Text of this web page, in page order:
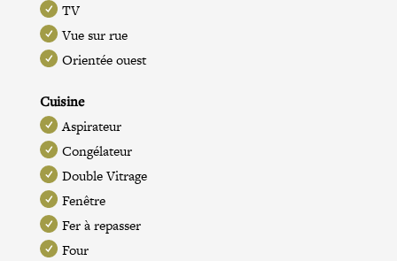
TV
Vue sur rue
Orientée ouest
Cuisine
Aspirateur
Congélateur
Double Vitrage
Fenêtre
Fer à repasser
Four